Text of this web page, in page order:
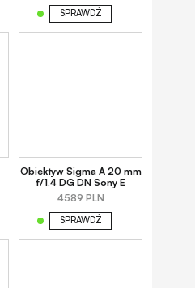
SPRAWDŹ
Obiektyw Sigma A 20 mm
f/1.4 DG DN Sony E
4589 PLN
SPRAWDŹ